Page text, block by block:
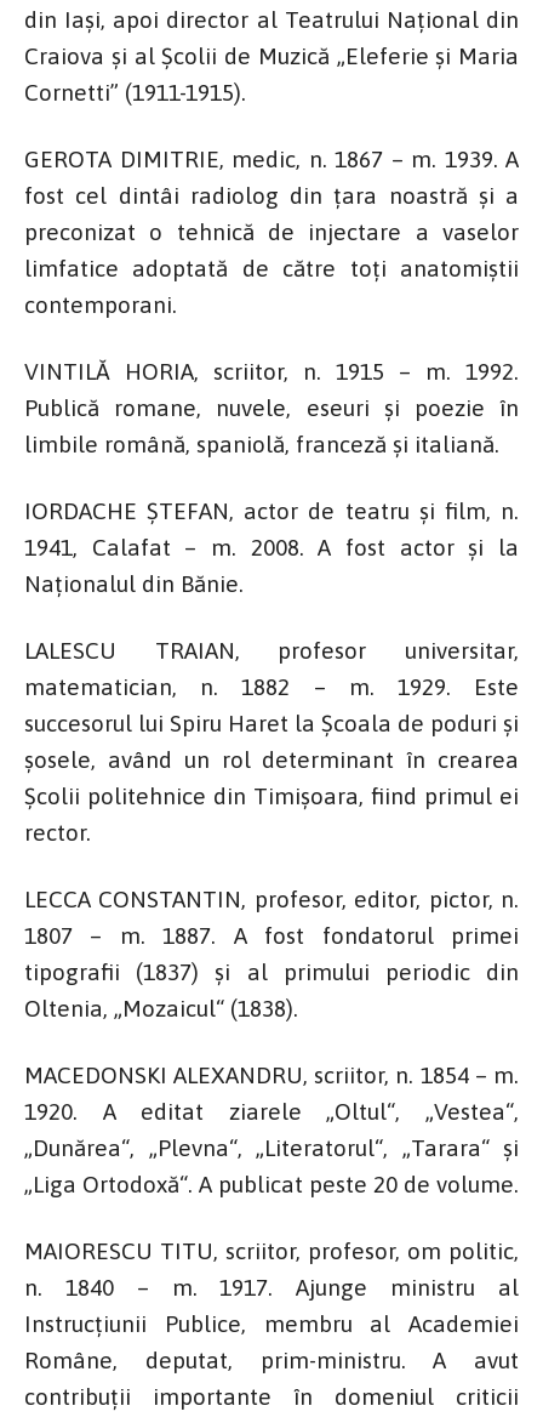
din Iaşi, apoi director al Teatrului Naţional din
Craiova şi al Şcolii de Muzică „Eleferie şi Maria
Cornetti” (1911-1915).
GEROTA DIMITRIE, medic, n. 1867 – m. 1939. A
fost cel dintâi radiolog din ţara noastră şi a
preconizat o tehnică de injectare a vaselor
limfatice adoptată de către toţi anatomiştii
contemporani.
VINTILĂ HORIA, scriitor, n. 1915 – m. 1992.
Publică romane, nuvele, eseuri şi poezie în
limbile română, spaniolă, franceză şi italiană.
IORDACHE ȘTEFAN, actor de teatru și film, n.
1941, Calafat – m. 2008. A fost actor și la
Naționalul din Bănie.
LALESCU TRAIAN, profesor universitar,
matematician, n. 1882 – m. 1929. Este
succesorul lui Spiru Haret la Școala de poduri și
șosele, având un rol determinant în crearea
Școlii politehnice din Timișoara, fiind primul ei
rector.
LECCA CONSTANTIN, profesor, editor, pictor, n.
1807 – m. 1887. A fost fondatorul primei
tipografii (1837) și al primului periodic din
Oltenia, „Mozaicul“ (1838).
MACEDONSKI ALEXANDRU, scriitor, n. 1854 – m.
1920. A editat ziarele „Oltul“, „Vestea“,
„Dunărea“, „Plevna“, „Literatorul“, „Tarara“ și
„Liga Ortodoxă“. A publicat peste 20 de volume.
MAIORESCU TITU, scriitor, profesor, om politic,
n. 1840 – m. 1917. Ajunge ministru al
Instrucțiunii Publice, membru al Academiei
Române, deputat, prim-ministru. A avut
contribuții importante în domeniul criticii